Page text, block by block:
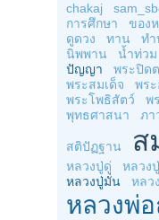
chakaj
การศึกษา
ของ
ดูดวง
ทาน ท
นิพพาน
น้ำท่วม
ปัญญา
พระปิด
พระสมเด็จ
พร
พระโพธิสัตว์
พ
พุทธศาสนา
ภา
สติปัฏฐาน ส
หลวงปู่ดู่
หลวง
หลวงปู่มั่น
หลว
หลวงพ่